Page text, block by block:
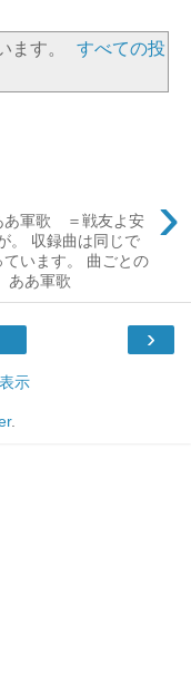
ます。
すべての投
›
あ軍歌 ＝戦友よ安
。 収録曲は同じで
います。 曲ごとの
ああ軍歌
›
示
.